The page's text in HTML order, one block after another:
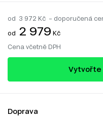
od 3 972 Kč – doporučená
od 2 979 Kč
Cena včetně DPH
Vytvořte
Doprava